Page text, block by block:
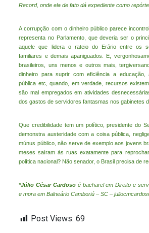
Record, onde ela de fato dá expediente como
A corrupção com o dinheiro público parece
representa no Parlamento, que deveria ser o
aquele que lidera o rateio do Erário entre os
familiares e demais apaniguados. E,
brasileiros, uns menos e outros mais,
dinheiro para suprir com eficiência a
pública etc, quando, em verdade, recursos
são mal empregados em atividades
dos gastos de servidores fantasmas nos gabinetes
Que credibilidade tem um político, presidente do
demonstra austeridade com a coisa pública,
múnus público, não serve de exemplo aos jovens
meses saíram às ruas exatamente para
política nacional? Não senador, o Brasil precisa de
*Júlio César Cardoso é bacharel em Direito e
e mora em Balneário Camboriú – SC –
Post Views: 69